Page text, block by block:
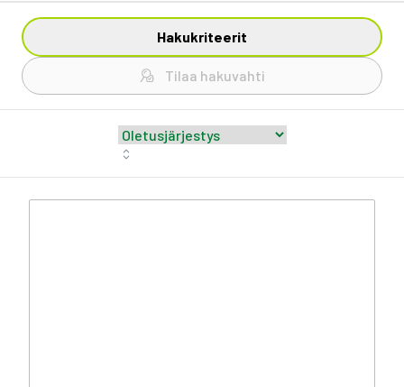
Hakukriteerit
Tilaa hakuvahti